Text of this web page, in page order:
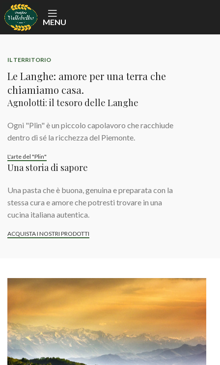
MENU
IL TERRITORIO
Le Langhe: amore per una terra che
chiamiamo casa.
Agnolotti: il tesoro delle Langhe
Ogni "Plin" è un piccolo capolavoro che racchiude
dentro di sé la ricchezza del Piemonte.
L'arte del "Plin"
Una storia di sapore
Una pasta che è buona, genuina e preparata con la
stessa cura e amore che potresti trovare in una
cucina italiana autentica.
ACQUISTA I NOSTRI PRODOTTI